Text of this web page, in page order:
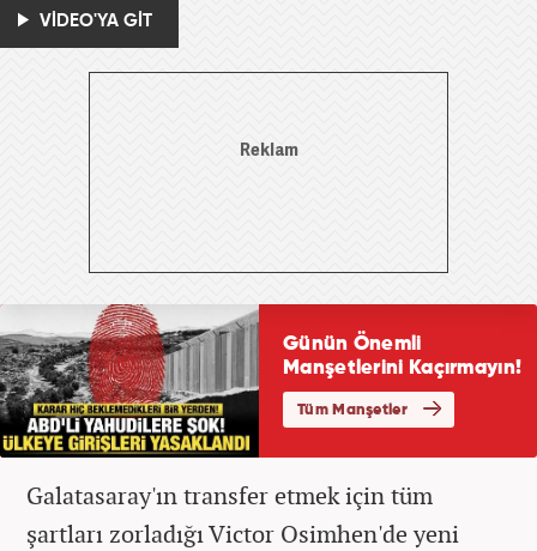
VİDEO'YA GİT
Galatasaray'ın transfer etmek için tüm
şartları zorladığı Victor Osimhen'de yeni